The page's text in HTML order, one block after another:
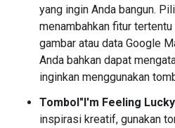
yang ingin Anda bangun.
menambahkan fitur
gambar atau data Google
Anda bahkan dapat
inginkan menggunakan
Tombol"I'm Feeling
inspirasi kreatif, gunakan